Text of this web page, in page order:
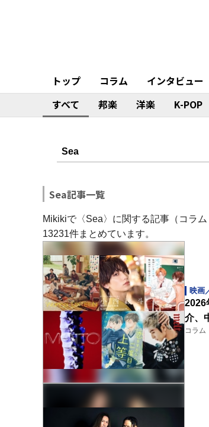
トップ コラム インタビュー
すべて
邦楽 洋楽 K-POP
Sea記事一覧
Mikikiで〈Sea〉に関する記事（コラ
13231件まとめています。
映画
2026
介、
コラム